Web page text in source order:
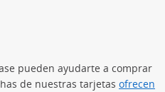
en superposición)
pueden ayudarte a comprar
de nuestras tarjetas ofrecen